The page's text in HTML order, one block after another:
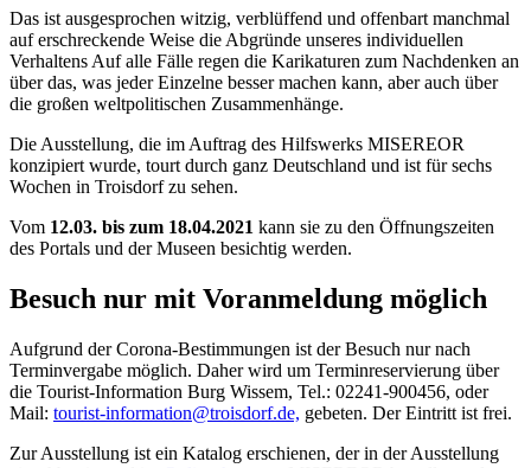
Das ist ausgesprochen witzig, verblüffend und offenbart manchmal
auf erschreckende Weise die Abgründe unseres individuellen
Verhaltens Auf alle Fälle regen die Karikaturen zum Nachdenken an
über das, was jeder Einzelne besser machen kann, aber auch über
die großen weltpolitischen Zusammenhänge.
Die Ausstellung, die im Auftrag des Hilfswerks MISEREOR
konzipiert wurde, tourt durch ganz Deutschland und ist für sechs
Wochen in Troisdorf zu sehen.
Vom 12.03. bis zum 18.04.2021 kann sie zu den Öffnungszeiten
des Portals und der Museen besichtig werden.
Besuch nur mit Voranmeldung möglich
Aufgrund der Corona-Bestimmungen ist der Besuch nur nach
Terminvergabe möglich. Daher wird um Terminreservierung über
die Tourist-Information Burg Wissem, Tel.: 02241-900456, oder
Mail: tourist-information@troisdorf.de, gebeten. Der Eintritt ist frei.
Zur Ausstellung ist ein Katalog erschienen, der in der Ausstellung